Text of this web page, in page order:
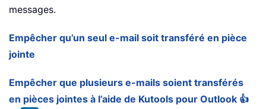
messages.
Empêcher qu’un seul e-mail soit transféré en pièce
jointe
Empêcher que plusieurs e-mails soient transférés
en pièces jointes à l’aide de Kutools pour Outlook 👍